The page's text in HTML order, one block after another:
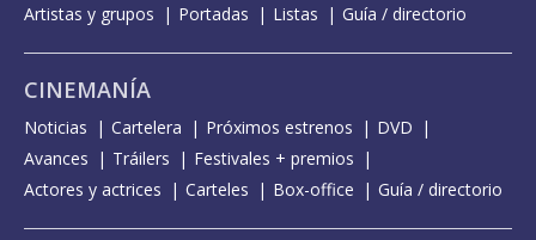
Artistas y grupos
Portadas Listas Guía / directorio
CINEMANÍA
Noticias Cartelera Próximos estrenos
DVD
Avances
Tráilers
Festivales + premios
Actores y actrices
Carteles Box-office Guía / directorio